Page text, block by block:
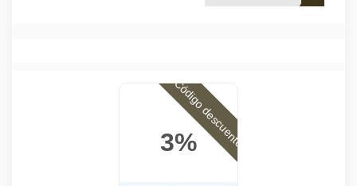
3%
Código descuento